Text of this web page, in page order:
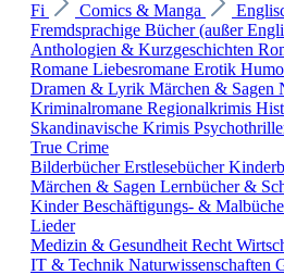
Fi
Comics & Manga
Fremdsprachige Bücher (außer
Anthologien & Kurzgeschichten
Romane Liebesromane Erotik
Dramen & Lyrik Märchen & Sagen
Kriminalromane Regionalkrimis
Skandinavische Krimis
True Crime
BilderbücherErstlesebücher
Märchen & Sagen Lernbücher &
KinderBeschäftigungs- &
Lieder
Medizin & Gesundheit Recht
IT & Technik Naturwissenschaften